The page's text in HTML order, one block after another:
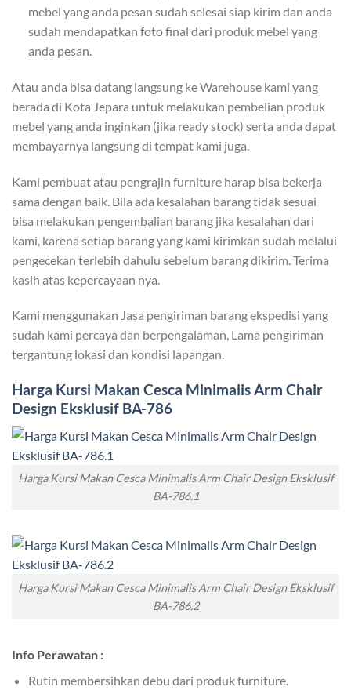
mebel yang anda pesan sudah selesai siap kirim dan anda
sudah mendapatkan foto final dari produk mebel yang
anda pesan.
Atau anda bisa datang langsung ke Warehouse kami yang
berada di Kota Jepara untuk melakukan pembelian produk
mebel yang anda inginkan (jika ready stock) serta anda dapat
membayarnya langsung di tempat kami juga.
Kami pembuat atau pengrajin furniture harap bisa bekerja
sama dengan baik. Bila ada kesalahan barang tidak sesuai
bisa melakukan pengembalian barang jika kesalahan dari
kami, karena setiap barang yang kami kirimkan sudah melalui
pengecekan terlebih dahulu sebelum barang dikirim. Terima
kasih atas kepercayaan nya.
Kami menggunakan Jasa pengiriman barang ekspedisi yang
sudah kami percaya dan berpengalaman, Lama pengiriman
tergantung lokasi dan kondisi lapangan.
Harga Kursi Makan Cesca Minimalis Arm Chair
Design Eksklusif BA-786
Harga Kursi Makan Cesca Minimalis Arm Chair Design Eksklusif
BA-786.1
Harga Kursi Makan Cesca Minimalis Arm Chair Design Eksklusif
BA-786.2
Info Perawatan :
Rutin membersihkan debu dari produk furniture.